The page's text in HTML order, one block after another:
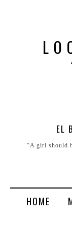
EL
“A girl should
HOME